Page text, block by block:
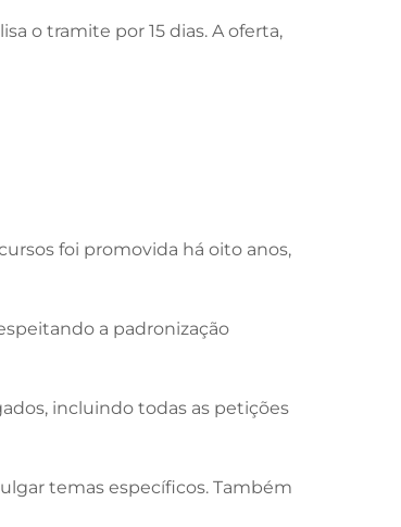
o tramite por 15 dias. A oferta,
foi promovida há oito anos,
a padronização
incluindo todas as petições
temas específicos. Também